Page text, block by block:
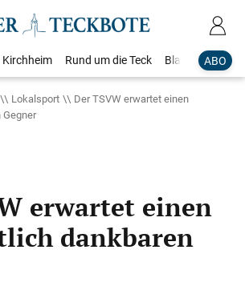
ABO
Kirchheim Rund um die Teck Blaulicht
Lokalsport
Der TSVW erwartet einen
erwartet einen
dankbaren